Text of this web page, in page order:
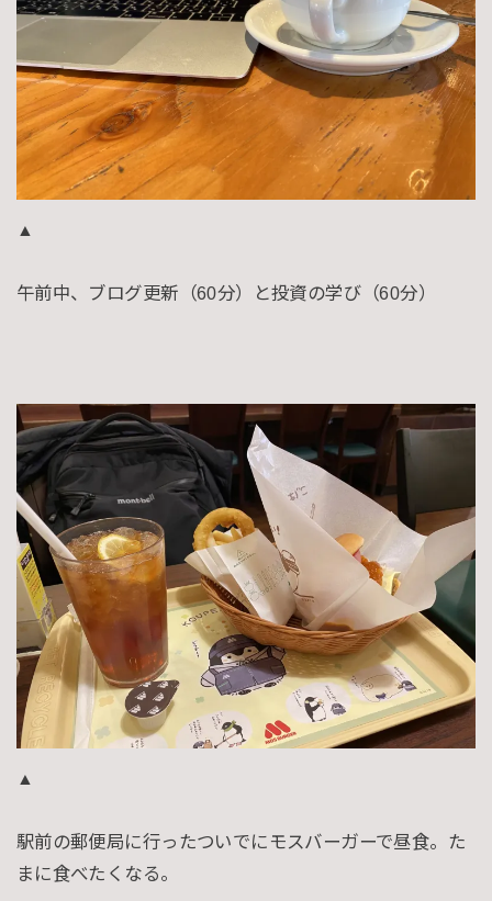
▲
午前中、ブログ更新（60分）と投資の学び（60分）
▲
駅前の郵便局に行ったついでにモスバーガーで昼食。た
まに食べたくなる。